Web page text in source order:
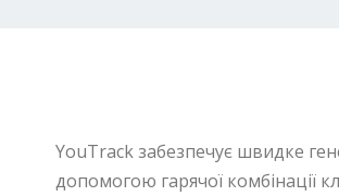
YouTrack забезпечує швидке
допомогою гарячої комбінації